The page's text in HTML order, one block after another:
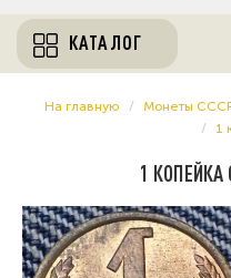
КАТАЛОГ
На главную Монеты
1
1 КОПЕЙКА